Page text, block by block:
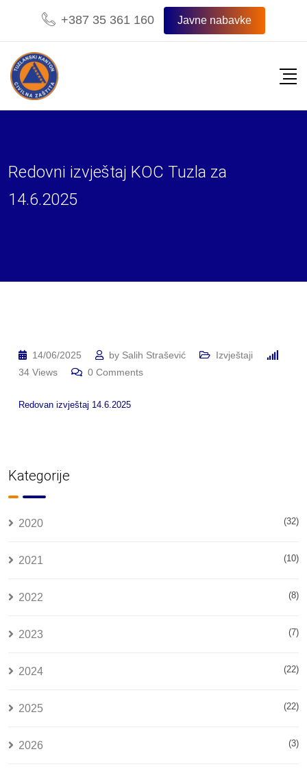
content
+387 35 361 160 Javne nabavke
Redovni izvještaj KOC Tuzla za
14.6.2025
14/06/2025 by Salih Strašević
Izvještaji
34 Views 0 Comments
Redovan izvještaj 14.6.2025
Kategorije
2020 (32)
2021 (10)
2022 (8)
2023 (7)
2024 (22)
2025 (22)
2026 (3)